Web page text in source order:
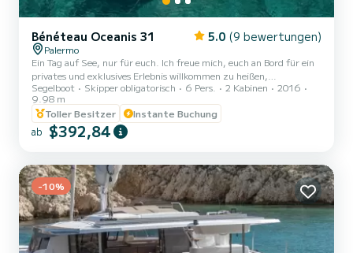
Bénéteau Oceanis 31 5.0 (9 bewertungen)
Palermo
Ein Tag auf See, nur für euch. Ich freue mich, euch an Bord für ein
privates und exklusives Erlebnis willkommen zu heißen,
eingetaucht in die Natur der Küste von Palermo. Wir werden mit
Segel oder Motor fahren — je nach Wetterbedingungen — entlang
einiger der faszinierendsten Szenarien Siziliens. Die Stationen
eures Tages auf See. Ich werde euch nach Capo Zafferano, dem
Reservat delle Formiche und den kristallklaren Gewässern von Capo
und...
Segelboot Skipper obligatorisch 6 Pers. 2 Kabinen
2016
9.98 m
Toller Besitzer
Instante Buchung
ab $392,84
-10%